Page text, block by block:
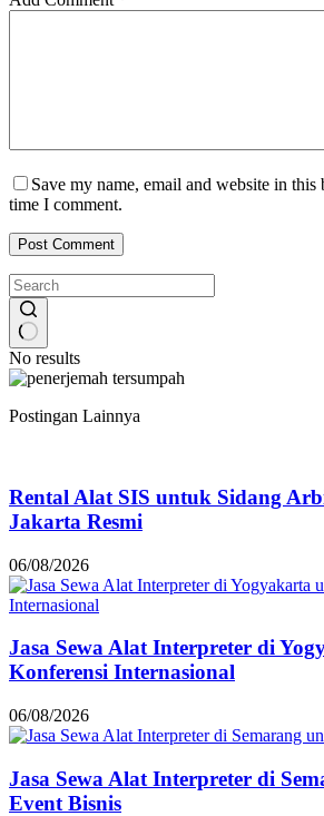
Save my name, email and website in
time I comment.
Post Comment
No results
Postingan Lainnya
Rental Alat SIS untuk Sidang
Jakarta Resmi
06/08/2026
Jasa Sewa Alat Interpreter di
Konferensi Internasional
06/08/2026
Jasa Sewa Alat Interpreter di
Event Bisnis